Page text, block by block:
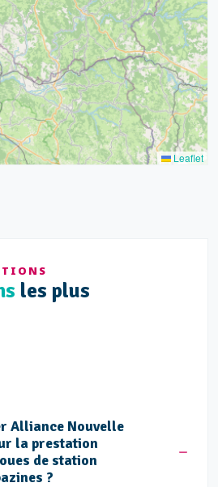
4
5
20
15
10
Leaflet
les plus
Alliance Nouvelle
la prestation
de station
?